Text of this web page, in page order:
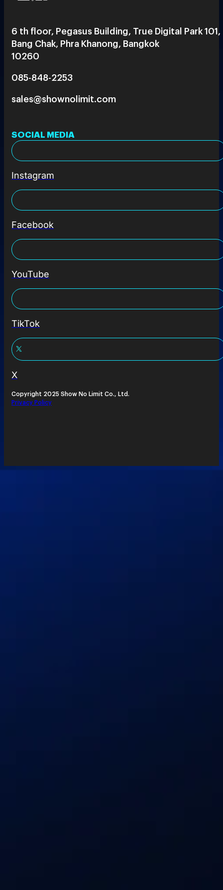
6 th floor, Pegasus Building, True Digital Park 101,
Bang Chak, Phra Khanong, Bangkok
10260
085-848-2253
sales@shownolimit.com
SOCIAL MEDIA
Instagram
Facebook
YouTube
TikTok
X
Copyright 2025 Show No Limit Co., Ltd.
Privacy Policy